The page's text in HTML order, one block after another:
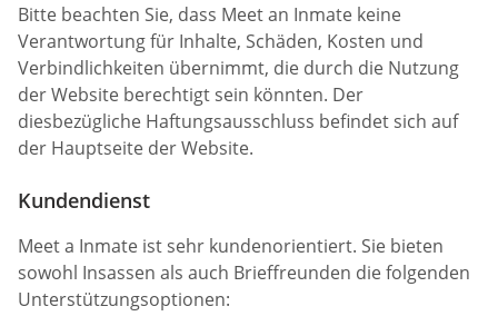
Bitte beachten Sie, dass Meet an Inmate keine
Verantwortung für Inhalte, Schäden, Kosten und
Verbindlichkeiten übernimmt, die durch die Nutzung
der Website berechtigt sein könnten. Der
diesbezügliche Haftungsausschluss befindet sich auf
der Hauptseite der Website.
Kundendienst
Meet a Inmate ist sehr kundenorientiert. Sie bieten
sowohl Insassen als auch Brieffreunden die folgenden
Unterstützungsoptionen: